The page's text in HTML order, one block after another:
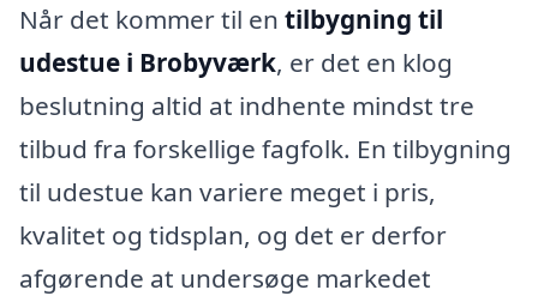
Når det kommer til en tilbygning til
udestue i Brobyværk, er det en klog
beslutning altid at indhente mindst tre
tilbud fra forskellige fagfolk. En tilbygning
til udestue kan variere meget i pris,
kvalitet og tidsplan, og det er derfor
afgørende at undersøge markedet